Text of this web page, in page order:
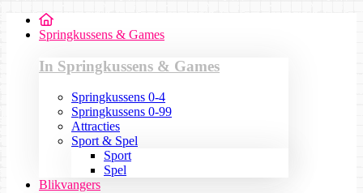
Springkussens & Games
In Springkussens & Games
Springkussens 0-4
Springkussens 0-99
Attracties
Sport & Spel
Sport
Spel
Blikvangers